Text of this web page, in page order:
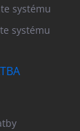
systému
systému